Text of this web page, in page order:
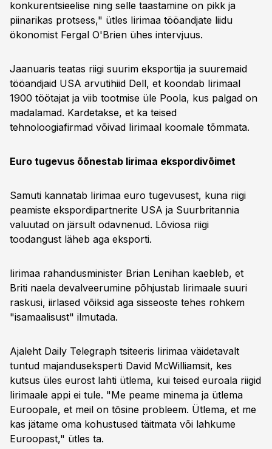
konkurentsieelise ning selle taastamine on pikk ja
piinarikas protsess," ütles Iirimaa tööandjate liidu
ökonomist Fergal O'Brien ühes intervjuus.
Jaanuaris teatas riigi suurim eksportija ja suuremaid
tööandjaid USA arvutihiid Dell, et koondab Iirimaal
1900 töötajat ja viib tootmise üle Poola, kus palgad on
madalamad. Kardetakse, et ka teised
tehnoloogiafirmad võivad Iirimaal koomale tõmmata.
Euro tugevus õõnestab Iirimaa ekspordivõimet
Samuti kannatab Iirimaa euro tugevusest, kuna riigi
peamiste ekspordipartnerite USA ja Suurbritannia
valuutad on järsult odavnenud. Lõviosa riigi
toodangust läheb aga eksporti.
Iirimaa rahandusminister Brian Lenihan kaebleb, et
Briti naela devalveerumine põhjustab Iirimaale suuri
raskusi, iirlased võiksid aga sisseoste tehes rohkem
"isamaalisust" ilmutada.
Ajaleht Daily Telegraph tsiteeris Iirimaa väidetavalt
tuntud majanduseksperti David McWilliamsit, kes
kutsus üles eurost lahti ütlema, kui teised euroala riigid
Iirimaale appi ei tule. "Me peame minema ja ütlema
Euroopale, et meil on tõsine probleem. Ütlema, et me
kas jätame oma kohustused täitmata või lahkume
Euroopast," ütles ta.